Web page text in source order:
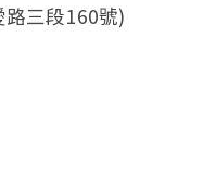
三段160號)